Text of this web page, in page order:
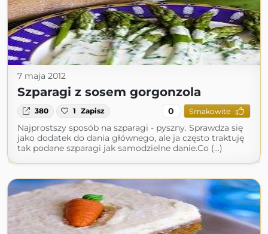
7 maja 2012
Szparagi z sosem gorgonzola
380 1 Zapisz 0 Smakowite
Najprostszy sposób na szparagi - pyszny. Sprawdza się
jako dodatek do dania głównego, ale ja często traktuję
tak podane szparagi jak samodzielne danie.Co (...)